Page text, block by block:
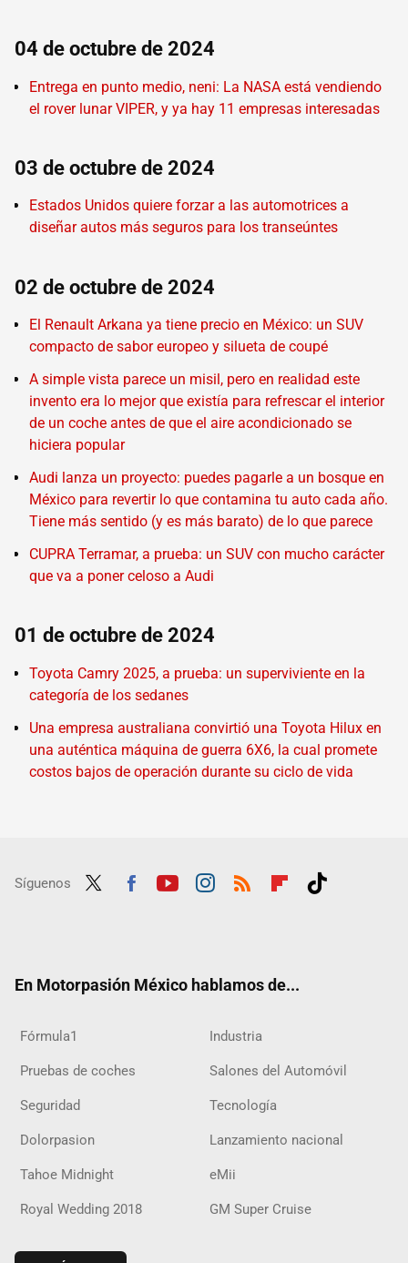
04 de octubre de 2024
Entrega en punto medio, neni: La NASA está vendiendo
el rover lunar VIPER, y ya hay 11 empresas interesadas
03 de octubre de 2024
Estados Unidos quiere forzar a las automotrices a
diseñar autos más seguros para los transeúntes
02 de octubre de 2024
El Renault Arkana ya tiene precio en México: un SUV
compacto de sabor europeo y silueta de coupé
A simple vista parece un misil, pero en realidad este
invento era lo mejor que existía para refrescar el interior
de un coche antes de que el aire acondicionado se
hiciera popular
Audi lanza un proyecto: puedes pagarle a un bosque en
México para revertir lo que contamina tu auto cada año.
Tiene más sentido (y es más barato) de lo que parece
CUPRA Terramar, a prueba: un SUV con mucho carácter
que va a poner celoso a Audi
01 de octubre de 2024
Toyota Camry 2025, a prueba: un superviviente en la
categoría de los sedanes
Una empresa australiana convirtió una Toyota Hilux en
una auténtica máquina de guerra 6X6, la cual promete
costos bajos de operación durante su ciclo de vida
Síguenos
En Motorpasión México hablamos de...
Fórmula1 Industria
Pruebas de coches Salones del Automóvil
Seguridad Tecnología
Dolorpasion Lanzamiento nacional
Tahoe Midnight eMii
Royal Wedding 2018 GM Super Cruise